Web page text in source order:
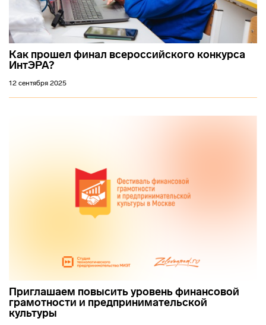
Как прошел финал всероссийского конкурса
ИнтЭРА?
12 сентября 2025
Приглашаем повысить уровень финансовой
грамотности и предпринимательской
культуры